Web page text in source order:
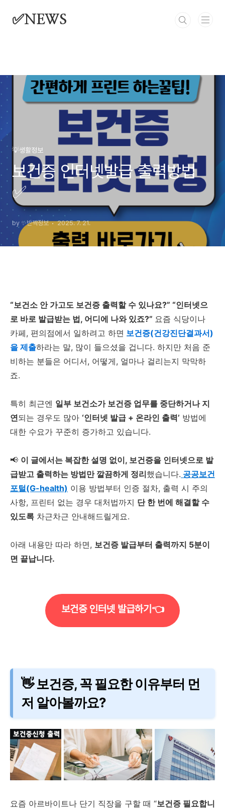
✅NEWS
💡생활정보
보건증 인터넷발급 출력방법
✅
by ✨반짝정보 2025. 7. 21.
“보건소 안 가고도 보건증 출력할 수 있나요?” “인터넷으
로 바로 발급받는 법, 어디에 나와 있죠?” 요즘 식당이나
카페, 편의점에서 일하려고 하면 보건증(건강진단결과서)
을 제출하라는 말, 많이 들으셨을 겁니다. 하지만 처음 준
비하는 분들은 어디서, 어떻게, 얼마나 걸리는지 막막하
죠.
특히 최근엔 일부 보건소가 보건증 업무를 중단하거나 지
연되는 경우도 많아 ‘인터넷 발급 + 온라인 출력’ 방법에
대한 수요가 꾸준히 증가하고 있습니다.
📢 이 글에서는 복잡한 설명 없이, 보건증을 인터넷으로 발
급받고 출력하는 방법만 깔끔하게 정리했습니다. 공공보건
포털(G-health) 이용 방법부터 인증 절차, 출력 시 주의
사항, 프린터 없는 경우 대처법까지 단 한 번에 해결할 수
있도록 차근차근 안내해드릴게요.
아래 내용만 따라 하면, 보건증 발급부터 출력까지 5분이
면 끝납니다.
보건증 인터넷 발급하기👈
👋 보건증, 꼭 필요한 이유부터 먼
저 알아볼까요?
요즘 아르바이트나 단기 직장을 구할 때 “보건증 필요합니